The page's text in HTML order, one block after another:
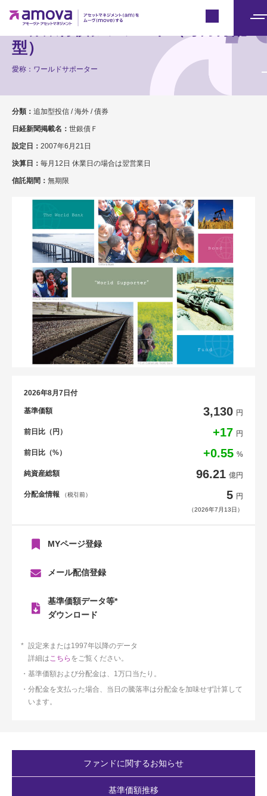
ニ
世界銀行債券ファンド（毎月分配
型）
愛称：ワールドサポーター
分類： 追加型投信 / 海外 / 債券
日経新聞掲載名： 世銀債Ｆ
設定日： 2007年6月21日
決算日： 毎月12日 休業日の場合は翌営業日
信託期間： 無期限
2026年8月7日付
基準価額 3,130 円
前日比（円） +17 円
前日比（%） +0.55 %
純資産総額 96.21 億円
分配金情報 （税引前） 5 円
（2026年7月13日）
MYページ登録
メール配信登録
基準価額データ等*
ダウンロード
設定来または1997年以降のデータ
詳細はこちら をご覧ください。
基準価額および分配金は、1万口当たり。
分配金を支払った場合、当日の騰落率は分配金を加味せず計算して
います。
ファンドに関するお知らせ
基準価額推移